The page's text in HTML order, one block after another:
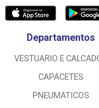
Departamentos
VESTUARIO E
CAPACETES
PNEUMATICOS